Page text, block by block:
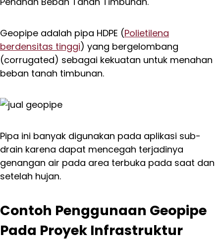
Geopipe adalah pipa HDPE (Polietilena
berdensitas tinggi) yang bergelombang
(corrugated) sebagai kekuatan untuk menahan
beban tanah timbunan.
Pipa ini banyak digunakan pada aplikasi sub-
drain karena dapat mencegah terjadinya
genangan air pada area terbuka pada saat dan
setelah hujan.
Contoh Penggunaan Geopipe
Pada Proyek Infrastruktur